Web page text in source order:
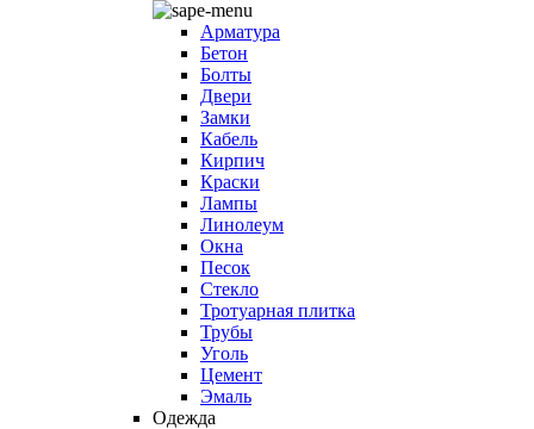
Арматура
Бетон
Болты
Двери
Замки
Кабель
Кирпич
Краски
Лампы
Линолеум
Окна
Песок
Стекло
Тротуарная плитка
Трубы
Уголь
Цемент
Эмаль
Одежда